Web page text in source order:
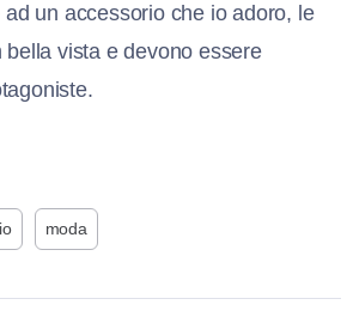
un accessorio che io adoro, le
vista e devono essere
moda